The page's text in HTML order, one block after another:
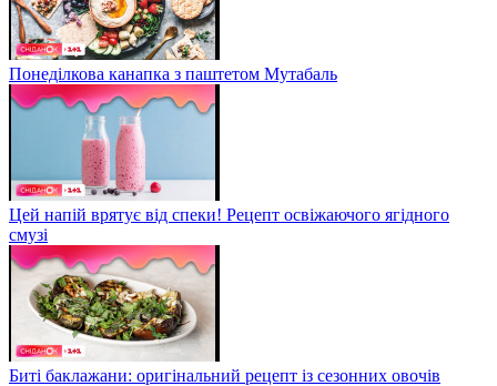
Понеділкова канапка з паштетом Мутабаль
Цей напій врятує від спеки! Рецепт освіжаючого ягідного
смузі
Биті баклажани: оригінальний рецепт із сезонних овочів